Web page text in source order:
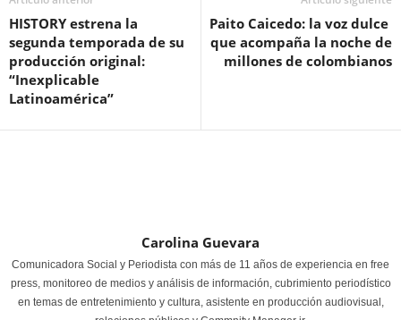
HISTORY estrena la
segunda temporada de su
producción original:
“Inexplicable
Latinoamérica”
Paito Caicedo: la voz dulce
que acompaña la noche de
millones de colombianos
Carolina Guevara
Comunicadora Social y Periodista con más de 11 años de experiencia en free
press, monitoreo de medios y análisis de información, cubrimiento periodístico
en temas de entretenimiento y cultura, asistente en producción audiovisual,